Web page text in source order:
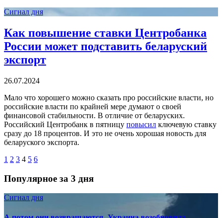
Сигнал дня
Как повышение ставки Центробанка
России может подставить беларуский
экспорт
26.07.2024
Мало что хорошего можно сказать про российские власти, но
российские власти по крайней мере думают о своей
финансовой стабильности. В отличие от беларуских.
Российский Центробанк в пятницу повысил ключевую ставку
сразу до 18 процентов. И это не очень хорошая новость для
беларуского экспорта.
1 2 3 4 5 6
Популярное за 3 дня
Сигнал дня